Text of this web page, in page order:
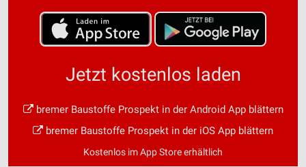
Jetzt kostenlos laden
bremer Baustoffe Prospekt in der Android App blättern
bremer Baustoffe Prospekt in der iOS App blättern
Kostenlos im App Store erhältlich